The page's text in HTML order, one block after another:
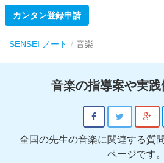
カンタン登録申請
SENSEI ノート 音楽
音楽の指導案や実
全国の先生の音楽に関連する質
ページです。